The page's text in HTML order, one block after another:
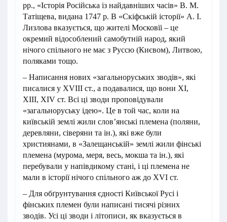
pp., «Історія Російська із найдавніших часів» В. М.
Татіщева, видана 1747 р. В «Скіфській історії» А. І.
Лизлова вказується, що жителі Московїі – це
окремий відособлений самобутній народ, який
нічого спільного не має з Руссю (Києвом), Литвою,
поляками тощо.
– Написання нових «загальноруських зводів», які
писалися у XVIII ст., а подавалися, що вони XI,
XIII, XIV ст. Всі ці зводи проповідували
«загальноруську ідею». Це в той час, коли на
київській землі жили слов’янські племена (поляни,
деревляни, сіверяни та ін.), які вже були
християнами, в «Залещанській» землі жили фінські
племена (мурома, меря, весь, мокша та ін.), які
перебували у напівдикому стані, і ці племена не
мали в історії нічого спільного аж до XVI ст.
– Для обґрунтування єдності Київської Русі і
фінських племен були написані тисячі різних
зводів. Усі ці зводи і літописи, як вказується в